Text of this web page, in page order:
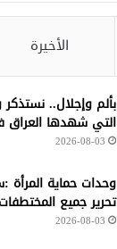
الأخيرة
بألم وإجلال..
التي شهدها العراق
2026-08-03
وحدات حماية المرأة
تحرير جميع المختطفات
2026-08-03